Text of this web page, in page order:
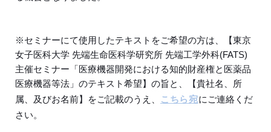
※セミナーにて使用したテキストをご希望の方は、【東京
女子医科大学 先端生命医科学研究所 先端工学外科(FATS)
主催セミナー「医療機器開発における知的財産権と医薬品
医療機器等法」のテキスト希望】の旨と、【貴社名、所
属、及びお名前】をご記載のうえ、
こちら宛にご連絡くだ
さい。